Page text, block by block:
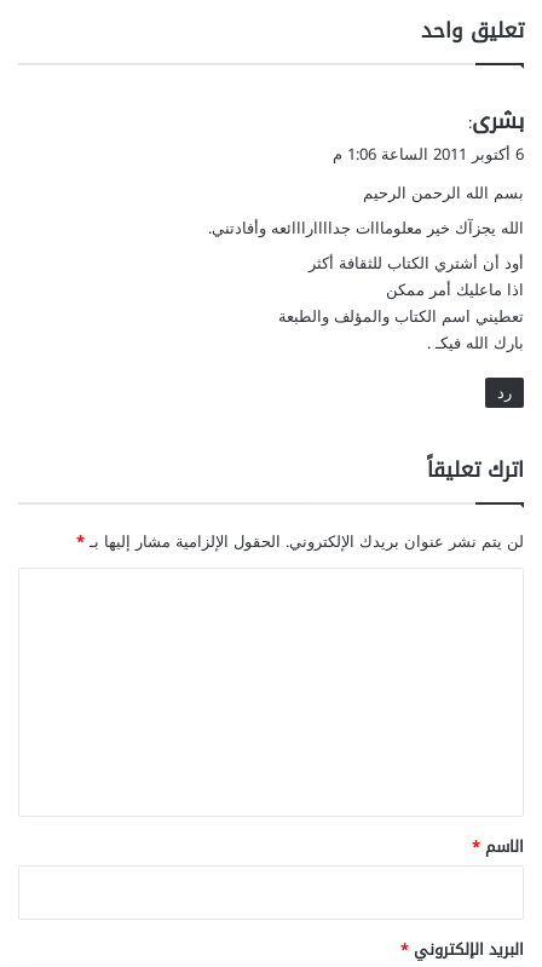
ي
ن
ع
ل
ي
ا
م
ن
ا
ل
ا
ي
ذ
ا
ء
ج
ن
ي
تعليق واحد
ي
ق
ل
بشرى:
6 أكتوبر 2011 الساعة 1:06 م
بسم الله الرحمن الرحيم
الله يجزآك خير معلومااات جداااارااائعه وأفادتني.
أود أن أشتري الكتاب للثقافة أكثر
اذا ماعليك أمر ممكن
تعطيني اسم الكتاب والمؤلف والطبعة
بارك الله فيكـ .
رد
اترك تعليقاً
لن يتم نشر عنوان بريدك الإلكتروني. الحقول الإلزامية مشار إليها بـ*
*
الاسم*
البريد الإلكتروني*